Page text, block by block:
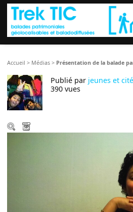
Accueil > Médias > Présentation de la balade
Publié par jeunes et cité
390 vues